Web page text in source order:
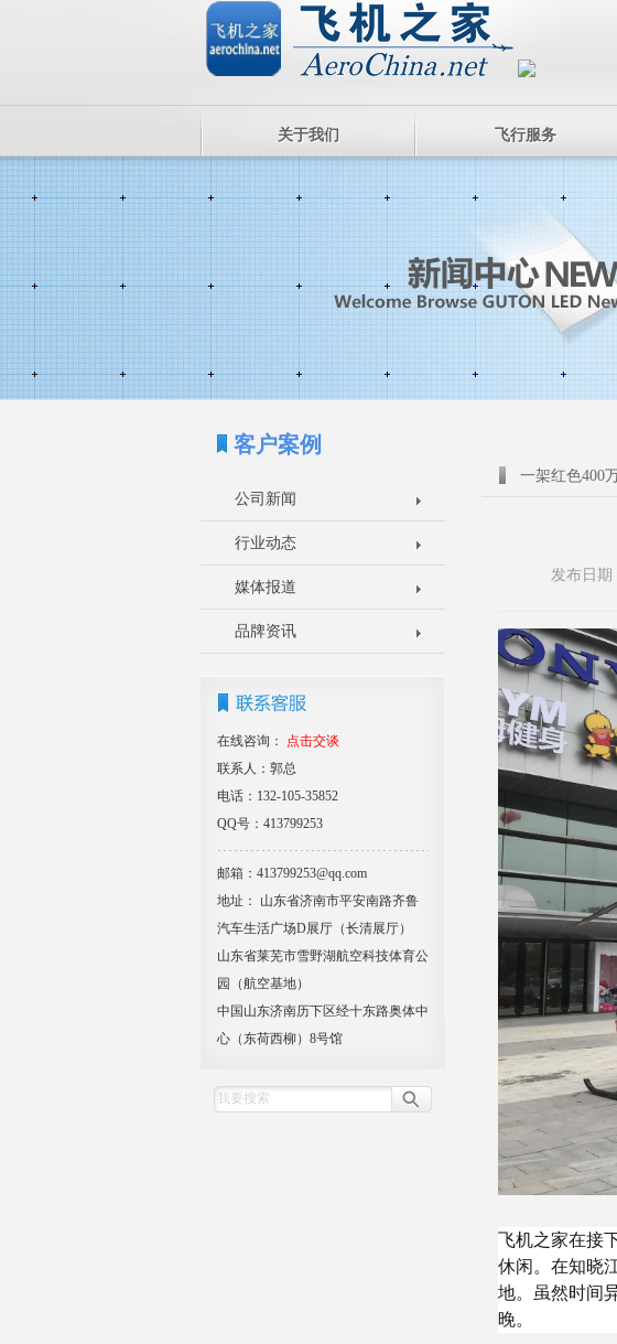
关于我们 飞行服务
客户案例
公司新闻
行业动态
媒体报道
品牌资讯
在线咨询：
点击交谈
联系人：郭总
电话：132-105-35852
QQ号：413799253
邮箱：413799253@qq.com
地址： 山东省济南市平安南路齐鲁
汽车生活广场D展厅（长清展厅）
山东省莱芜市雪野湖航空科技体育公
园（航空基地）
中国山东济南历下区经十东路奥体中
心（东荷西柳）8号馆
一架红色400
发布日期
飞机之家在接
休闲。在知晓
地。虽然时间
晚。